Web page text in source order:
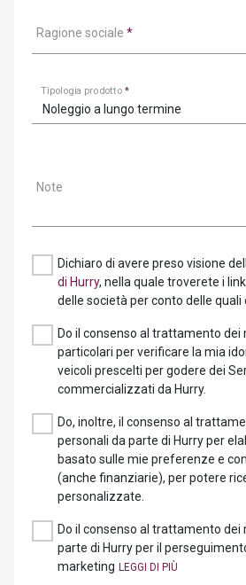
Ragione sociale *
Tipologia prodotto*
Noleggio a lungo termine
Note
Dichiaro di avere preso visione
di Hurry, nella quale troverete i
delle società per conto delle quali
Do il consenso al trattamento dei
particolari per verificare la mia
veicoli prescelti per godere dei
commercializzati da Hurry.
Do, inoltre, il consenso al
personali da parte di Hurry per
basato sulle mie preferenze e
(anche finanziarie), per potere
personalizzate.
Do il consenso al trattamento dei
parte di Hurry per il
marketing